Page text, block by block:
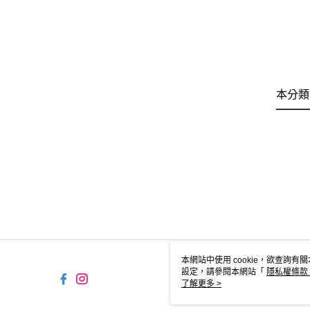
本分
本網站中使用 cookie，欲查詢有
設定，請參閱本網站「 隱私權條款
使用 cookie。
了解更多 >